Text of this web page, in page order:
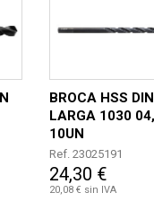
BROCA HSS
LARGA 1030
10UN
Ref. 23025191
24,30 €
20,08 € sin IVA